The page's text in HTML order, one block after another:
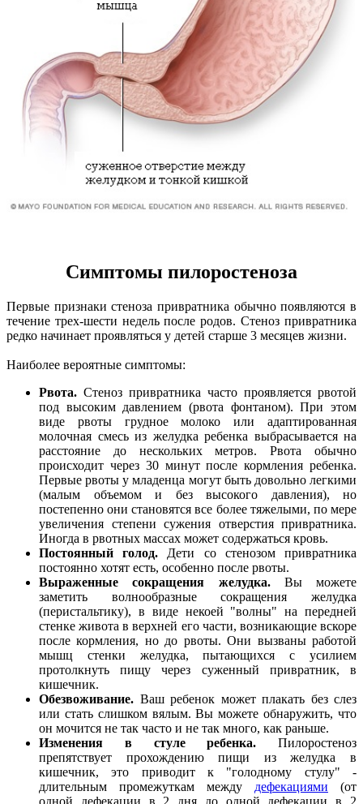
Симптомы пилоростеноза
Первые признаки стеноза привратника обычно появляются в
течение трех-шести недель после родов. Стеноз привратника
редко начинает проявляться у детей старше 3 месяцев жизни.
Наиболее вероятные симптомы:
Рвота. Стеноз привратника часто проявляется рвотой
под высоким давлением (рвота фонтаном). При этом
виде рвоты грудное молоко или адаптированная
молочная смесь из желудка ребенка выбрасывается на
расстояние до нескольких метров. Рвота обычно
происходит через 30 минут после кормления ребенка.
Первые рвоты у младенца могут быть довольно легкими
(малым объемом и без высокого давления), но
постепенно они становятся все более тяжелыми, по мере
увеличения степени сужения отверстия привратника.
Иногда в рвотных массах может содержаться кровь.
Постоянный голод. Дети со стенозом привратника
постоянно хотят есть, особенно после рвоты.
Выраженные сокращения желудка.Вы можете
заметить волнообразные сокращения желудка
(перистальтику), в виде некоей "волны" на передней
стенке живота в верхней его части, возникающие вскоре
после кормления, но до рвоты. Они вызваны работой
мышц стенки желудка, пытающихся с усилием
протолкнуть пищу через суженный привратник, в
кишечник.
Обезвоживание. Ваш ребенок может плакать без слез
или стать слишком вялым. Вы можете обнаружить, что
он мочится не так часто и не так много, как раньше.
Изменения в стуле ребенка. Пилоростеноз
препятствует прохождению пищи из желудка в
кишечник, это приводит к "голодному стулу" -
длительным промежуткам между дефекациями (от
одной дефекации в 2 дня до одной дефекации в 2